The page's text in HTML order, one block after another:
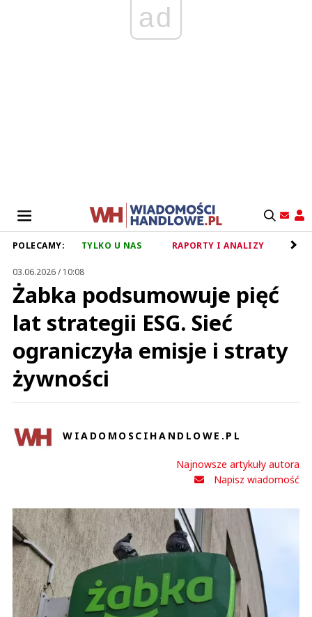
ad
POLECAMY: TYLKO U NAS RAPORTY I ANALIZY
03.06.2026 / 10:08
Żabka podsumowuje pięć
lat strategii ESG. Sieć
ograniczyła emisje i straty
żywności
WIADOMOSCIHANDLOWE.PL
Najnowsze artykuły autora
Napisz wiadomość